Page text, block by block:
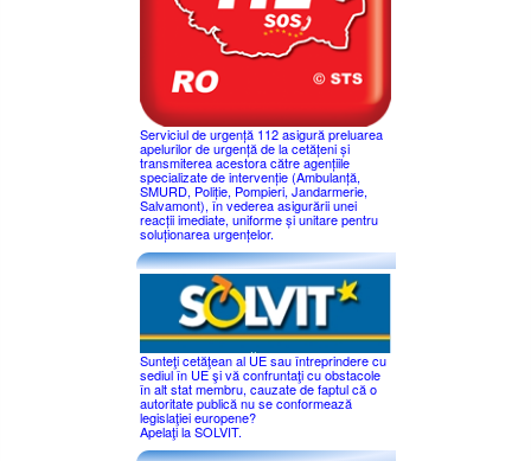
Serviciul de urgență 112 asigură preluarea
apelurilor de urgență de la cetățeni și
transmiterea acestora către agențiile
specializate de intervenție (Ambulanță,
SMURD, Poliție, Pompieri, Jandarmerie,
Salvamont), în vederea asigurării unei
reacții imediate, uniforme și unitare pentru
soluționarea urgențelor.
Sunteţi cetăţean al UE sau întreprindere cu
sediul în UE şi vă confruntaţi cu obstacole
în alt stat membru, cauzate de faptul că o
autoritate publică nu se conformează
legislaţiei europene?
Apelaţi la SOLVIT.